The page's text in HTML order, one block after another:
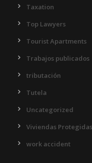
Taxation
Top Lawyers
Tourist Apartments
Trabajos publicados
tributación
Tutela
Uncategorized
Viviendas Protegidas
work accident